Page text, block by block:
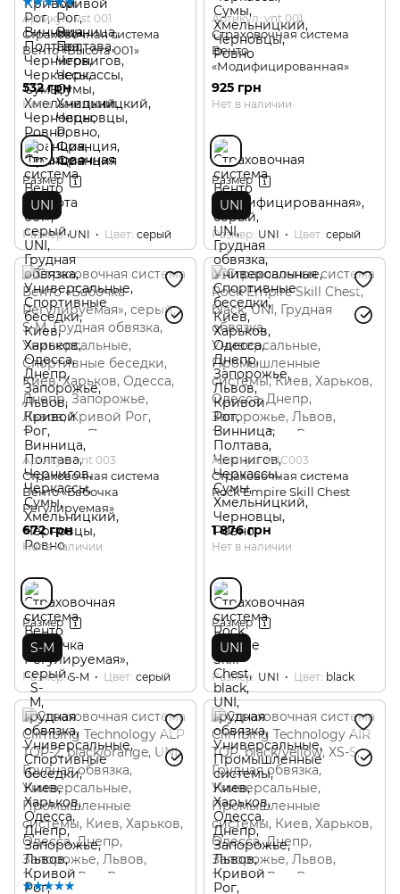
Артикул: vst 001
Страховочная система
Венто «Высота 001»
532 грн
Нет в наличии
Размер
UNI
Размер UNI Цвет серый
Артикул: vnt 001
Страховочная система
Венто
«Модифицированная»
925 грн
Нет в наличии
Размер
UNI
Размер UNI Цвет серый
Артикул: vnt 003
Страховочная система
Венто «Бабочка
Регулируемая»
672 грн
Нет в наличии
Размер
S-M
Размер S-M Цвет серый
Артикул: VUC003
Страховочная система
Rock Empire Skill Chest
1 876 грн
Нет в наличии
Размер
UNI
Размер UNI Цвет black